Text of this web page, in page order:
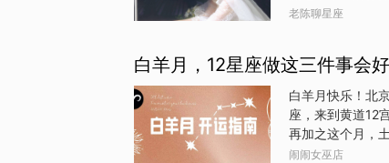
还是说运势吧，
到更多的支持和
走出低谷，迎来
能力和胆识。在
活动，享受到更
鸿运当头。在事
老陈聊星座
白羊月，12星座做这三件事会
白羊月快乐！北
座，来到黄道12
再加之这个月，
留十余年的摩羯
闹闹女巫店